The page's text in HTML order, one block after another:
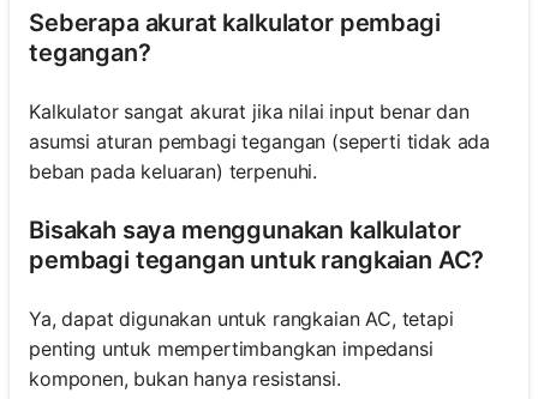
Seberapa akurat kalkulator pembagi
tegangan?
Kalkulator sangat akurat jika nilai input benar dan
asumsi aturan pembagi tegangan (seperti tidak ada
beban pada keluaran) terpenuhi.
Bisakah saya menggunakan kalkulator
pembagi tegangan untuk rangkaian AC?
Ya, dapat digunakan untuk rangkaian AC, tetapi
penting untuk mempertimbangkan impedansi
komponen, bukan hanya resistansi.